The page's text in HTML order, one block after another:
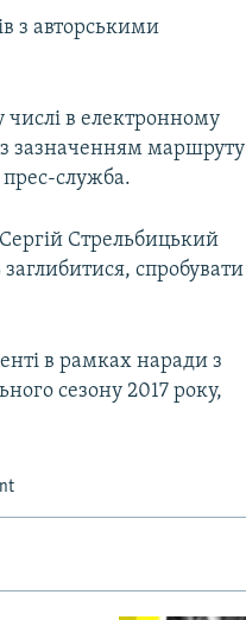
з авторськими
числі в електронному
зазначенням маршруту
прес-служба.
Стрельбицький
спробувати
в рамках наради з
сезону 2017 року,